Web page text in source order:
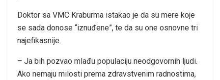
Doktor sa VMC Kraburma istakao je da su mere koje
se sada donose “iznuđene”, te da su one osnovne tri
najefikasnije.
– Ja bih pozvao mlađu populaciju neodgovornih ljudi.
Ako nemaju milosti prema zdravstvenim radnostima,